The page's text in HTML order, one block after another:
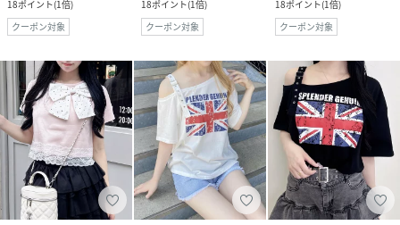
18ポイント(1倍)
クーポン対象
18ポイント(1倍)
クーポン対象
18ポイント(1倍)
クーポン対象